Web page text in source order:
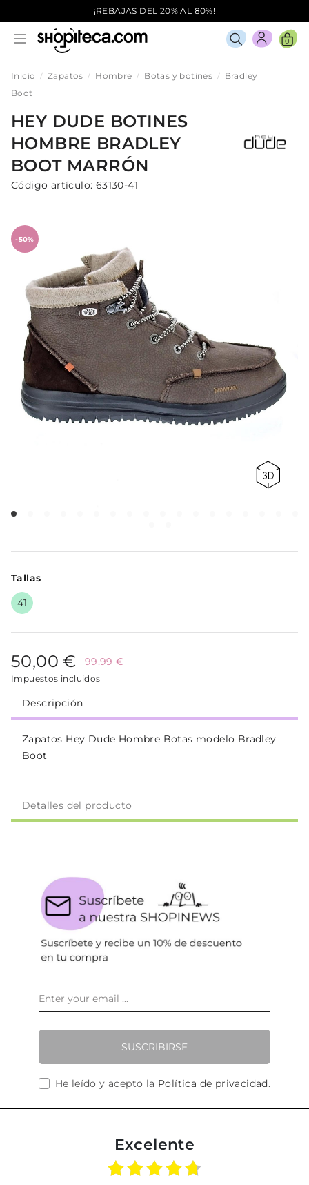
¡REBAJAS DEL 20% AL 80%!
0
Inicio Zapatos Hombre Botas y botines
Bradley
Boot
HEY DUDE BOTINES
HOMBRE BRADLEY
BOOT MARRÓN
Código artículo: 63130-41
-50%
Tallas
41
50,00 € 99,99 €
Impuestos incluidos
Descripción
Zapatos Hey Dude Hombre Botas modelo Bradley
Boot
Detalles del producto
SUSCRIBIRSE
He leído y acepto la Política de privacidad.
Excelente